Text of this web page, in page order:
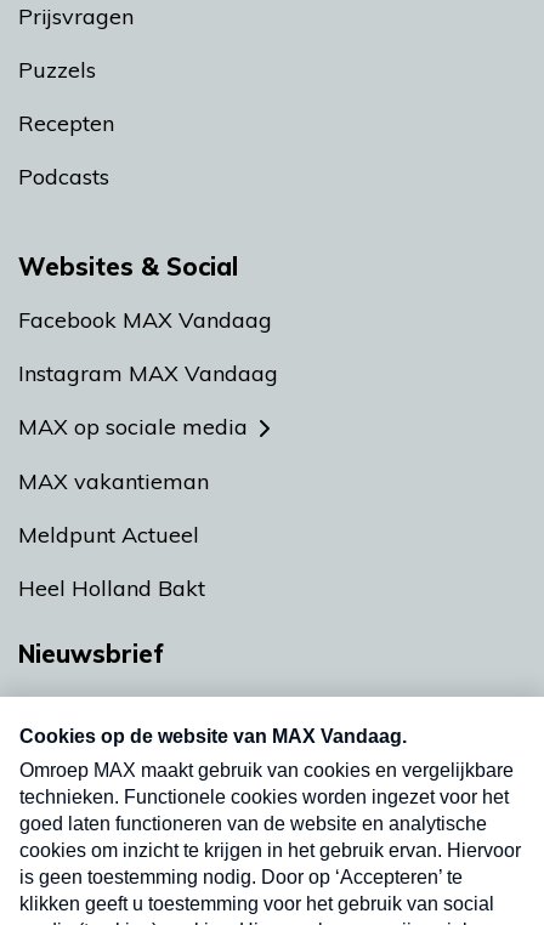
Prijsvragen
Puzzels
Recepten
Podcasts
Websites & Social
Facebook MAX Vandaag
Instagram MAX Vandaag
MAX op sociale media
MAX vakantieman
Meldpunt Actueel
Heel Holland Bakt
Nieuwsbrief
nieuwsbrief. Elke vrijdag- en dinsdagochtend in
uw mailbox.
Verzend